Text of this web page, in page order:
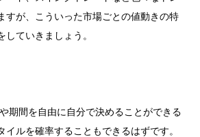
すが、こういった市場ごとの値動きの特
ていきましょう。
期間を自由に自分で決めることができる
イルを確率することもできるはずです。